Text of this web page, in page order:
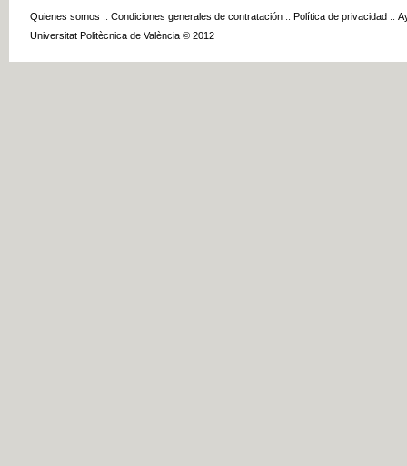
Quienes somos :: Condiciones generales de contratación :: Política de privacidad ::
Universitat Politècnica de València © 2012